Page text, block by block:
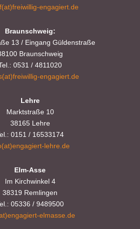
engagiert.de
Braunschweig:
13 / Eingang Güldenstraße
Braunschweig
0531 / 4811020
engagiert.de
Lehre
Marktstraße 10
38165 Lehre
0151 / 16533174
lehre.de
Elm-Asse
Im Kirchwinkel 4
38319 Remlingen
05336 / 9489500
elmasse.de